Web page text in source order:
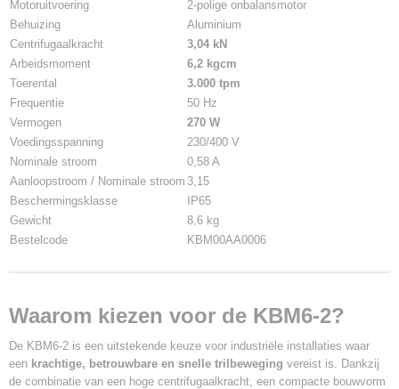
Motoruitvoering
2-polige onbalansmotor
Behuizing
Aluminium
Centrifugaalkracht
3,04 kN
Arbeidsmoment
6,2 kgcm
Toerental
3.000 tpm
Frequentie
50 Hz
Vermogen
270 W
Voedingsspanning
230/400 V
Nominale stroom
0,58 A
Aanloopstroom / Nominale stroom 3,15
Beschermingsklasse
IP65
Gewicht
8,6 kg
Bestelcode
KBM00AA0006
Waarom kiezen voor de KBM6-2?
De KBM6-2 is een uitstekende keuze voor industriële installaties waar
een krachtige, betrouwbare en snelle trilbeweging vereist is. Dankzij
de combinatie van een hoge centrifugaalkracht, een compacte bouwvorm